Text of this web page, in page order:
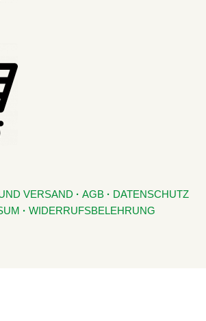
VERSAND · AGB · DATENSCHUTZ
· WIDERRUFSBELEHRUNG